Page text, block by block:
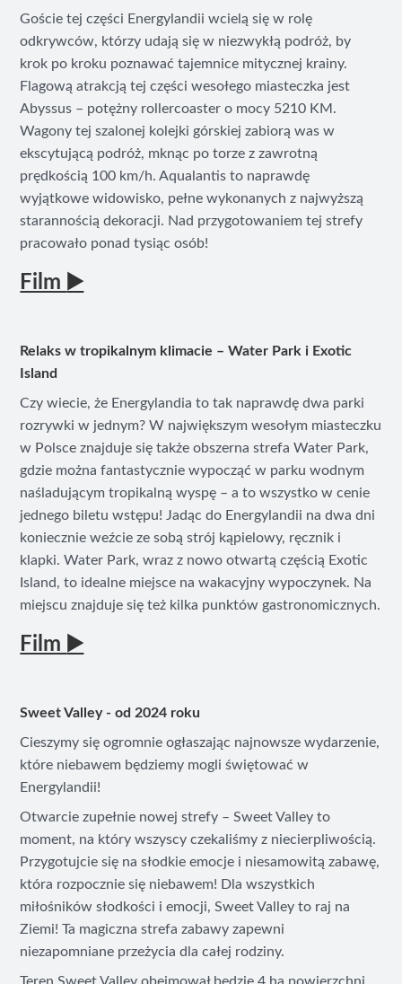
Goście tej części Energylandii wcielą się w rolę
odkrywców, którzy udają się w niezwykłą podróż, by
krok po kroku poznawać tajemnice mitycznej krainy.
Flagową atrakcją tej części wesołego miasteczka jest
Abyssus – potężny rollercoaster o mocy 5210 KM.
Wagony tej szalonej kolejki górskiej zabiorą was w
ekscytującą podróż, mknąc po torze z zawrotną
prędkością 100 km/h. Aqualantis to naprawdę
wyjątkowe widowisko, pełne wykonanych z najwyższą
starannością dekoracji. Nad przygotowaniem tej strefy
pracowało ponad tysiąc osób!
Film ▶️
Relaks w tropikalnym klimacie – Water Park i Exotic
Island
Czy wiecie, że Energylandia to tak naprawdę dwa parki
rozrywki w jednym? W największym wesołym miasteczku
w Polsce znajduje się także obszerna strefa Water Park,
gdzie można fantastycznie wypocząć w parku wodnym
naśladującym tropikalną wyspę – a to wszystko w cenie
jednego biletu wstępu! Jadąc do Energylandii na dwa dni
koniecznie weźcie ze sobą strój kąpielowy, ręcznik i
klapki. Water Park, wraz z nowo otwartą częścią Exotic
Island, to idealne miejsce na wakacyjny wypoczynek. Na
miejscu znajduje się też kilka punktów gastronomicznych.
Film ▶️
Sweet Valley - od 2024 roku
Cieszymy się ogromnie ogłaszając najnowsze wydarzenie,
które niebawem będziemy mogli świętować w
Energylandii!
Otwarcie zupełnie nowej strefy – Sweet Valley to
moment, na który wszyscy czekaliśmy z niecierpliwością.
Przygotujcie się na słodkie emocje i niesamowitą zabawę,
która rozpocznie się niebawem! Dla wszystkich
miłośników słodkości i emocji, Sweet Valley to raj na
Ziemi! Ta magiczna strefa zabawy zapewni
niezapomniane przeżycia dla całej rodziny.